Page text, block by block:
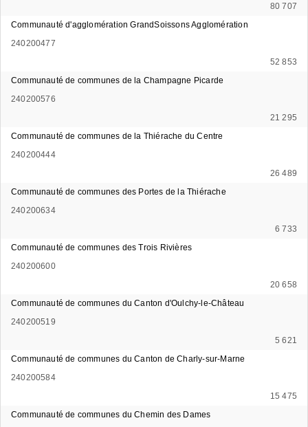
80 707
Communauté d'agglomération GrandSoissons Agglomération
240200477
52 853
Communauté de communes de la Champagne Picarde
240200576
21 295
Communauté de communes de la Thiérache du Centre
240200444
26 489
Communauté de communes des Portes de la Thiérache
240200634
6 733
Communauté de communes des Trois Rivières
240200600
20 658
Communauté de communes du Canton d'Oulchy-le-Château
240200519
5 621
Communauté de communes du Canton de Charly-sur-Marne
240200584
15 475
Communauté de communes du Chemin des Dames